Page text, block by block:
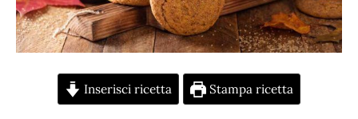
Inserisci ricetta Stampa ricetta